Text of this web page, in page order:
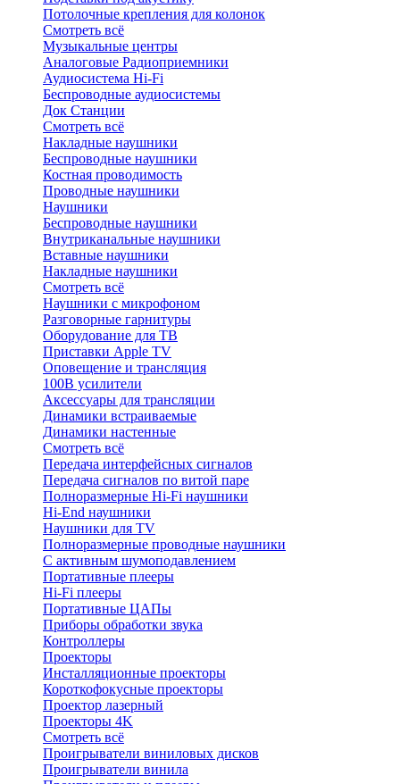
Потолочные крепления для колонок
Смотреть всё
Музыкальные центры
Аналоговые Радиоприемники
Аудиосистема Hi-Fi
Беспроводные аудиосистемы
Док Станции
Смотреть всё
Накладные наушники
Беспроводные наушники
Костная проводимость
Проводные наушники
Наушники
Беспроводные наушники
Внутриканальные наушники
Вставные наушники
Накладные наушники
Смотреть всё
Наушники с микрофоном
Разговорные гарнитуры
Оборудование для ТВ
Приставки Apple TV
Оповещение и трансляция
100В усилители
Аксессуары для трансляции
Динамики встраиваемые
Динамики настенные
Смотреть всё
Передача интерфейсных сигналов
Передача сигналов по витой паре
Полноразмерные Hi-Fi наушники
Hi-End наушники
Наушники для TV
Полноразмерные проводные наушники
С активным шумоподавлением
Портативные плееры
Hi-Fi плееры
Портативные ЦАПы
Приборы обработки звука
Контроллеры
Проекторы
Инсталляционные проекторы
Короткофокусные проекторы
Проектор лазерный
Проекторы 4K
Смотреть всё
Проигрыватели виниловых дисков
Проигрыватели винила